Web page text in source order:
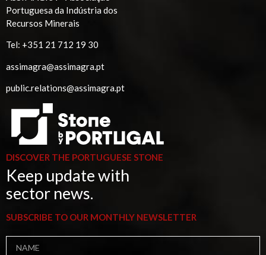
Portuguesa da Indústria dos
Recursos Minerais
Tel: +351 21 712 19 30
assimagra@assimagra.pt
public.relations@assimagra.pt
DISCOVER THE PORTUGUESE STONE
Keep update with
sector news.
SUBSCRIBE TO OUR MONTHLY NEWSLETTER